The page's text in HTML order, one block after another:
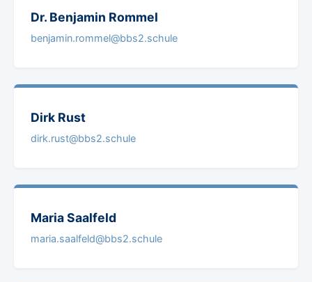
Dr. Benjamin Rommel
benjamin.rommel@bbs2.schule
Dirk Rust
dirk.rust@bbs2.schule
MariaSaalfeld
maria.saalfeld@bbs2.schule